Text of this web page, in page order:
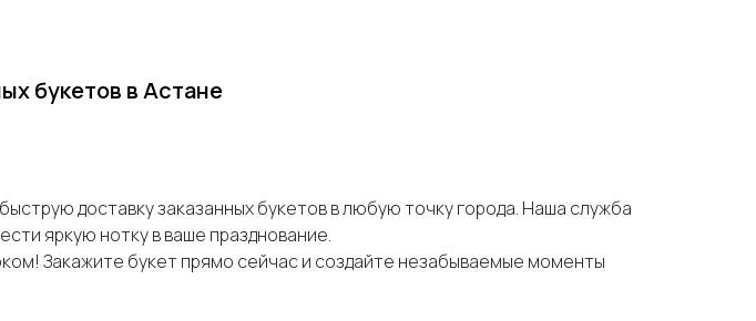
букетов в Астане
доставку заказанных букетов в любую точку города. Наша служба
яркую нотку в ваше празднование.
Закажите букет прямо сейчас и создайте незабываемые моменты